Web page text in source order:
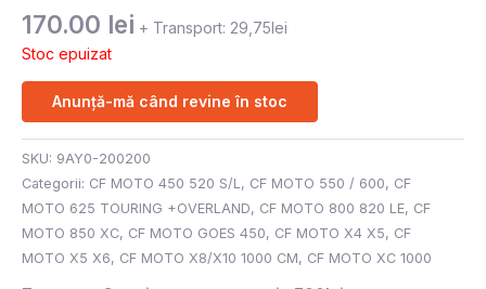
170.00 lei + Transport: 29,75lei
Stoc epuizat
Anunță-mă când revine în stoc
SKU: 9AY0-200200
Categorii: CF MOTO 450 520 S/L, CF MOTO 550 / 600, CF
MOTO 625 TOURING +OVERLAND, CF MOTO 800 820 LE, CF
MOTO 850 XC, CF MOTO GOES 450, CF MOTO X4 X5, CF
MOTO X5 X6, CF MOTO X8/X10 1000 CM, CF MOTO XC 1000